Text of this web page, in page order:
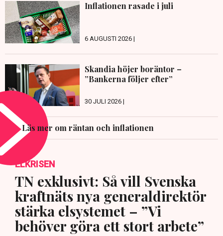
Inflationen rasade i juli
6 AUGUSTI 2026 |
Skandia höjer boräntor –
”Bankerna följer efter”
30 JULI 2026 |
Läs mer om räntan och inflationen
ELKRISEN
TN exklusivt: Så vill Svenska
kraftnäts nya generaldirektör
stärka elsystemet – ”Vi
behöver göra ett stort arbete”